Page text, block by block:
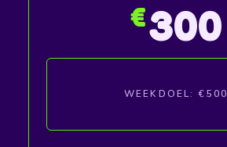
€300
WEEKDOEL: €500